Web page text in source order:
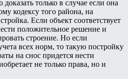
только в случае если она
кодексу того района, на
Если объект соответствует
положительное решение и
строение. Но если
всех норм, то такую постройку
на снос придется нести
не только права, но и